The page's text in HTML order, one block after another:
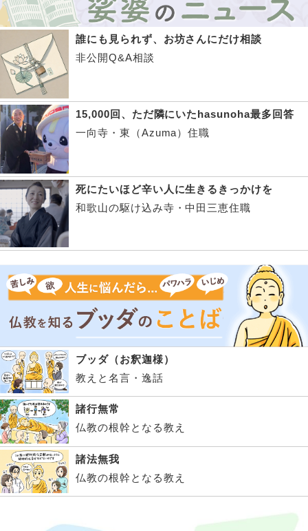
誰にも見られず、お坊さんにだけ相談
非公開Q&A相談
15,000回、ただ隣にいたhasunoha最多回答
一向寺・東（Azuma）住職
死にたいほど辛い人に生きるきっかけを
和歌山の駆け込み寺・中田三恵住職
ブッダ（お釈迦様）
教えと名言・逸話
諸行無常
仏教の根幹となる教え
諸法無我
仏教の根幹となる教え